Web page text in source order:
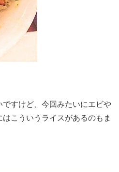
すけど、今回みたいにエビや
こういうライスがあるのもま